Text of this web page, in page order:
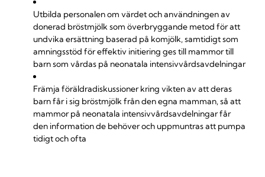
Utbilda personalen om värdet och användningen av
donerad bröstmjölk som överbryggande metod för att
undvika ersättning baserad på komjölk, samtidigt som
amningsstöd för effektiv initiering ges till mammor till
barn som vårdas på neonatala intensivvårdsavdelningar
Främja föräldradiskussioner kring vikten av att deras
barn får i sig bröstmjölk från den egna mamman, så att
mammor på neonatala intensivvårdsavdelningar får
den information de behöver och uppmuntras att pumpa
tidigt och ofta